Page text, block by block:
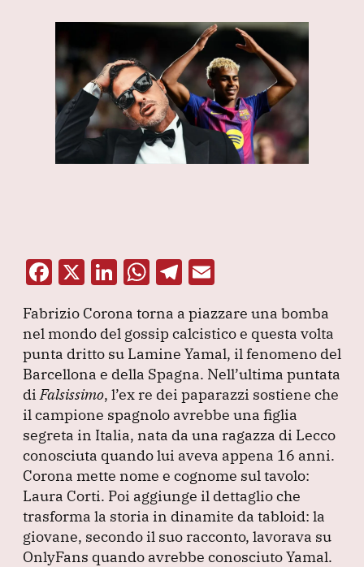
F
c
e
b
o
o
k
X Li
k
e
dI
n
W
at
s
A
p
p
T
e
gr
a
m
ai
l
Fabrizio Corona torna a piazzare una bomba
nel mondo del gossip calcistico e questa volta
punta dritto su Lamine Yamal, il fenomeno del
Barcellona e della Spagna. Nell’ultima puntata
di Falsissimo, l’ex re dei paparazzi sostiene che
il campione spagnolo avrebbe una figlia
segreta in Italia, nata da una ragazza di Lecco
conosciuta quando lui aveva appena 16 anni.
Corona mette nome e cognome sul tavolo:
Laura Corti. Poi aggiunge il dettaglio che
trasforma la storia in dinamite da tabloid: la
giovane, secondo il suo racconto, lavorava su
OnlyFans quando avrebbe conosciuto Yamal.